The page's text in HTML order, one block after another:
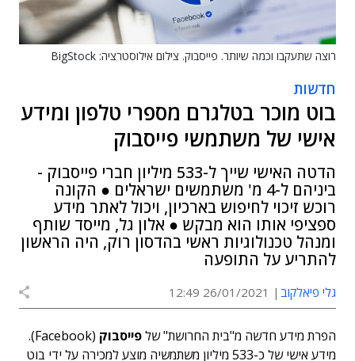
רוצה שתעקבו וכמה שיותר. פייסבוק. צילום אילוסטרציה: BigStock
חדשות
בוט מוכר בטלגרם מספרי טלפון ומידע
אישי של משתמשי פייסבוק
הדטה האישי שייך ל-533 מיליון חברי פייסבוק -
ביניהם ל-4 מ' משתמשים ישראלים ● הקונה
רוכש זיכוי לחיפוש בארכיון, ויכול לאתר מידע
ספציפי אותו הוא מבקש ● אלון גל, מייסד שותף
ומנהל טכנולוגיות ראשי בהדסון רוק, היה הראשון
להתריע על התופעה
גלי פיאלקוב 26/01/2021 12:49
הפרת מידע חדשה מ"בית החרושת" שלפייסבוק
(Facebook).
מידע אישי של כ-533 מיליון משתמשיה מוצע למכירה על ידי בוט